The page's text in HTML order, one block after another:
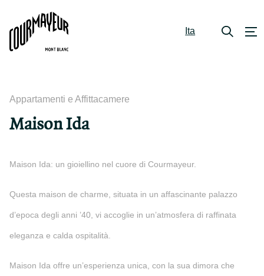
Ita
Appartamenti e Affittacamere
Maison Ida
Maison Ida: un gioiellino nel cuore di Courmayeur.
Questa maison de charme, situata in un affascinante palazzo
d’epoca degli anni ’40, vi accoglie in un’atmosfera di raffinata
eleganza e calda ospitalità.
Maison Ida offre un’esperienza unica, con la sua dimora che